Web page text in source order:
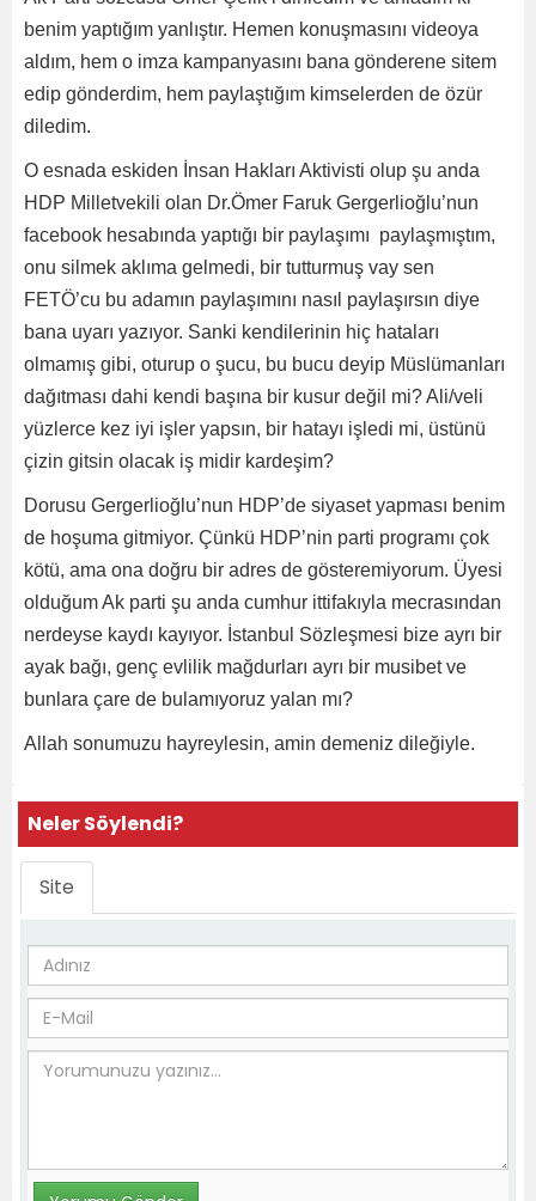
benim yaptığım yanlıştır. Hemen konuşmasını videoya
aldım, hem o imza kampanyasını bana gönderene sitem
edip gönderdim, hem paylaştığım kimselerden de özür
diledim.
O esnada eskiden İnsan Hakları Aktivisti olup şu anda
HDP Milletvekili olan Dr.Ömer Faruk Gergerlioğlu’nun
facebook hesabında yaptığı bir paylaşımı paylaşmıştım,
onu silmek aklıma gelmedi, bir tutturmuş vay sen
FETÖ’cu bu adamın paylaşımını nasıl paylaşırsın diye
bana uyarı yazıyor. Sanki kendilerinin hiç hataları
olmamış gibi, oturup o şucu, bu bucu deyip Müslümanları
dağıtması dahi kendi başına bir kusur değil mi? Ali/veli
yüzlerce kez iyi işler yapsın, bir hatayı işledi mi, üstünü
çizin gitsin olacak iş midir kardeşim?
Dorusu Gergerlioğlu’nun HDP’de siyaset yapması benim
de hoşuma gitmiyor. Çünkü HDP’nin parti programı çok
kötü, ama ona doğru bir adres de gösteremiyorum. Üyesi
olduğum Ak parti şu anda cumhur ittifakıyla mecrasından
nerdeyse kaydı kayıyor. İstanbul Sözleşmesi bize ayrı bir
ayak bağı, genç evlilik mağdurları ayrı bir musibet ve
bunlara çare de bulamıyoruz yalan mı?
Allah sonumuzu hayreylesin, amin demeniz dileğiyle.
Neler Söylendi?
Site